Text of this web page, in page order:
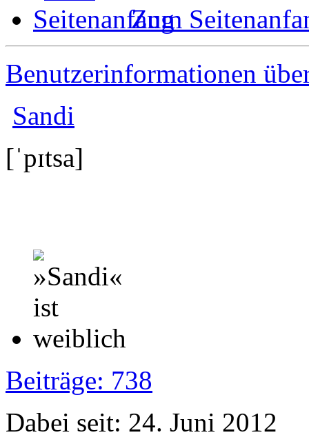
Zum
Benutzerinformationen
Sandi
[ˈpɪtsa]
Beiträge: 738
Dabei seit: 24. Juni 2012